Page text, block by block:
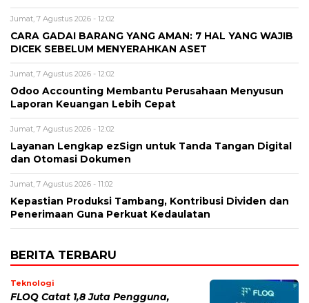
Jumat, 7 Agustus 2026 - 12:02
CARA GADAI BARANG YANG AMAN: 7 HAL YANG WAJIB
DICEK SEBELUM MENYERAHKAN ASET
Jumat, 7 Agustus 2026 - 12:02
Odoo Accounting Membantu Perusahaan Menyusun
Laporan Keuangan Lebih Cepat
Jumat, 7 Agustus 2026 - 12:02
Layanan Lengkap ezSign untuk Tanda Tangan Digital
dan Otomasi Dokumen
Jumat, 7 Agustus 2026 - 11:02
Kepastian Produksi Tambang, Kontribusi Dividen dan
Penerimaan Guna Perkuat Kedaulatan
BERITA TERBARU
Teknologi
FLOQ Catat 1,8 Juta Pengguna,